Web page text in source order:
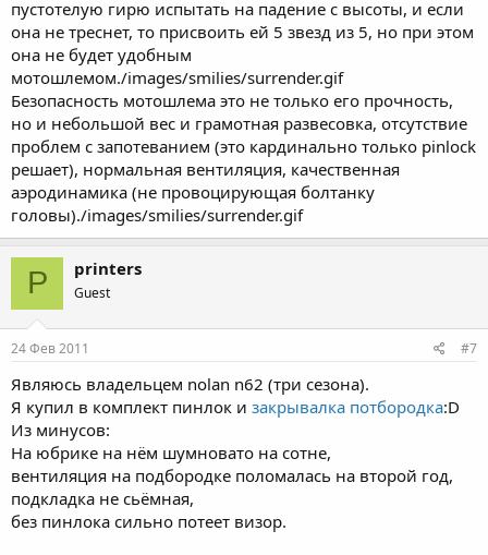
пустотелую гирю испытать на падение с высоты, и если
она не треснет, то присвоить ей 5 звезд из 5, но при этом
она не будет удобным
мотошлемом./images/smilies/surrender.gif
Безопасность мотошлема это не только его прочность,
но и небольшой вес и грамотная развесовка, отсутствие
проблем с запотеванием (это кардинально только pinlock
решает), нормальная вентиляция, качественная
аэродинамика (не провоцирующая болтанку
головы)./images/smilies/surrender.gif
P printers
Guest
24 Фев 2011 #7
Являюсь владельцем nolan n62 (три сезона).
Я купил в комплект пинлок и закрывалка потбородка:D
Из минусов:
На юбрике на нём шумновато на сотне,
вентиляция на подбородке поломалась на второй год,
подкладка не сьёмная,
без пинлока сильно потеет визор.